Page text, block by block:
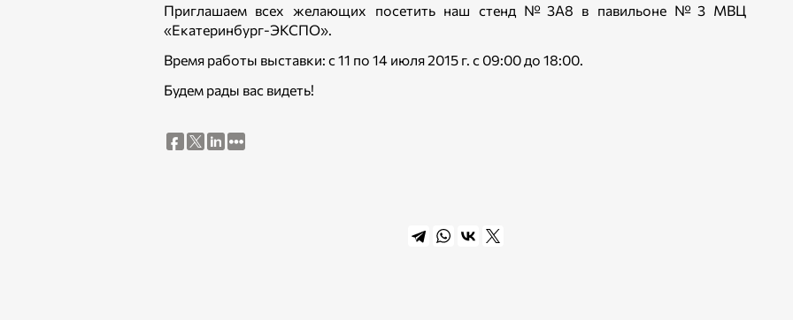
Приглашаем всех желающих посетить наш стенд №3А8 в павильоне №3 МВЦ
«Екатеринбург-ЭКСПО».
Время работы выставки: с 11 по 14 июля 2015 г. с 09:00 до 18:00.
Будем рады вас видеть!